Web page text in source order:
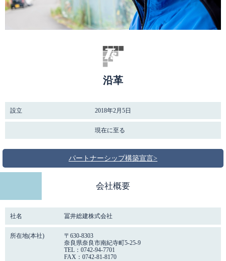
沿革
設立 2018年2月5日
現在に至る
パートナーシップ構築宣言>
会社概要
社名 冨井総建株式会社
所在地(本社)
〒630-8303
奈良県奈良市南紀寺町5-25-9
TEL：0742-94-7701
FAX：0742-81-8170